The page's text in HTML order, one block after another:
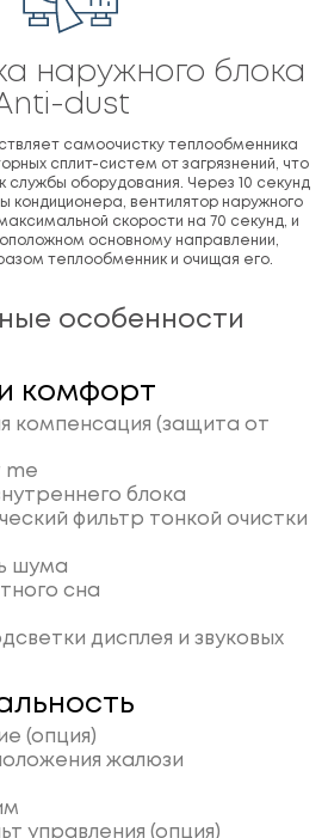
наружного блока
dust
самоочистку теплообменника
сплит-систем от загрязнений, что
службы оборудования. Через 10 секунд
кондиционера, вентилятор наружного
скорости на 70 секунд, и
основному направлении,
теплообменник и очищая его.
особенности
комфорт
компенсация (защита от
me
блока
фильтр тонкой очистки
шума
сна
дисплея и звуковых
(опция)
жалюзи
управления (опция)